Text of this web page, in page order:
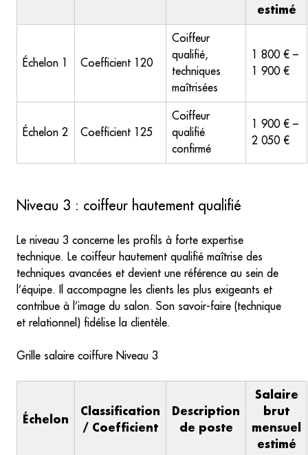
estimé
Échelon 1 Coefficient 120
Coiffeur
qualifié,
techniques
maîtrisées
1 800 € –
1 900 €
Échelon 2 Coefficient 125
Coiffeur
qualifié
confirmé
1 900 € –
2 050 €
Niveau 3 : coiffeur hautement qualifié
Le niveau 3 concerne les profils à forte expertise
technique. Le coiffeur hautement qualifié maîtrise des
techniques avancées et devient une référence au sein de
l’équipe. Il accompagne les clients les plus exigeants et
contribue à l’image du salon. Son savoir-faire (technique
et relationnel) fidélise la clientèle.
Grille salaire coiffure Niveau 3
Échelon
Classification
/ Coefficient
Description
de poste
Salaire
brut
mensuel
estimé